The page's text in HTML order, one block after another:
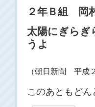
２年Ｂ組 岡
太陽にぎらぎ
うよ
（朝日新聞 平成
このあともど